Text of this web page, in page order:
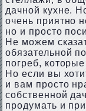
дачной кухне.
очень приятно
но и просто
Не можем
обязательной
погреб,
Но если вы
и вам просто
собственной
продумать и